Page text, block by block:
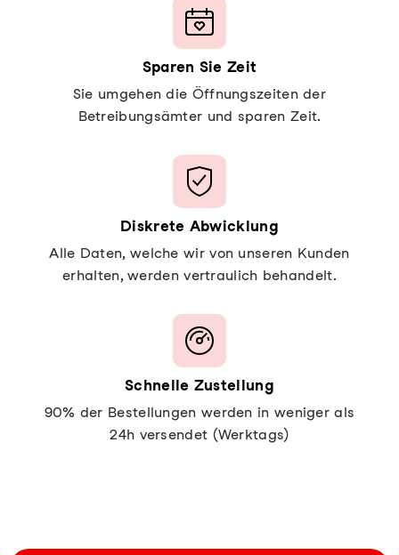
Sparen Sie Zeit
Sie umgehen die Öffnungszeiten der
Betreibungsämter und sparen Zeit.
Diskrete Abwicklung
Alle Daten, welche wir von unseren Kunden
erhalten, werden vertraulich behandelt.
Schnelle Zustellung
90% der Bestellungen werden in weniger als
24h versendet (Werktags)